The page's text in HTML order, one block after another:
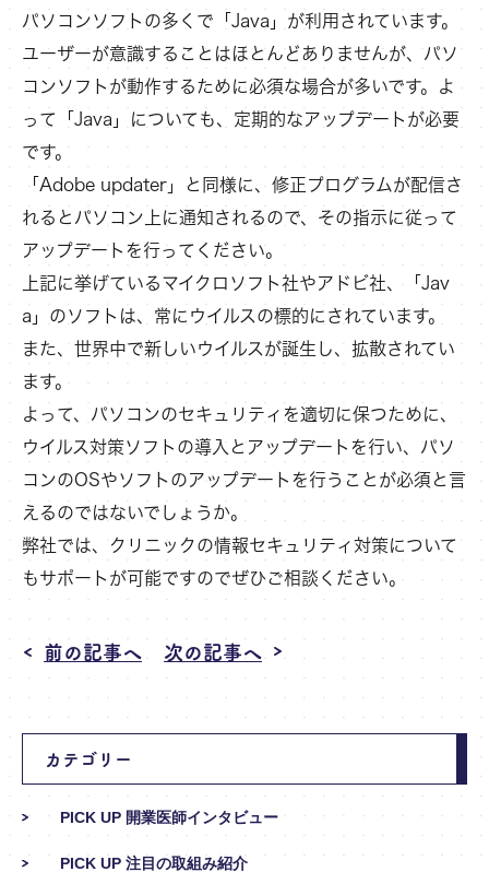
パソコンソフトの多くで「Java」が利用されています。
ユーザーが意識することはほとんどありませんが、パソ
コンソフトが動作するために必須な場合が多いです。よ
って「Java」についても、定期的なアップデートが必要
です。
「Adobe updater」と同様に、修正プログラムが配信さ
れるとパソコン上に通知されるので、その指示に従って
アップデートを行ってください。
上記に挙げているマイクロソフト社やアドビ社、「Jav
a」のソフトは、常にウイルスの標的にされています。
また、世界中で新しいウイルスが誕生し、拡散されてい
ます。
よって、パソコンのセキュリティを適切に保つために、
ウイルス対策ソフトの導入とアップデートを行い、パソ
コンのOSやソフトのアップデートを行うことが必須と言
えるのではないでしょうか。
弊社では、クリニックの情報セキュリティ対策について
もサポートが可能ですのでぜひご相談ください。
前の記事へ 次の記事へ
カテゴリー
PICK UP 開業医師インタビュー
PICK UP 注目の取組み紹介